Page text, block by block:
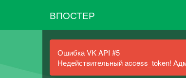
ВПОСТЕР
Ошибка VK API #5
Недействительный access_token!